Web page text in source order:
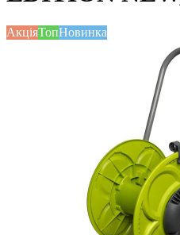
АкціяТопНовинка